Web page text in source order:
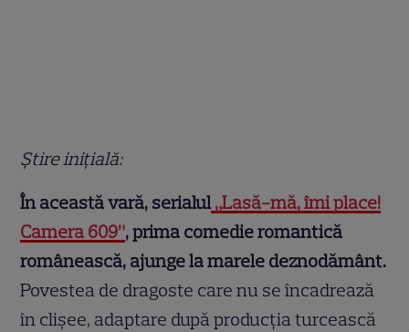
Știre inițială:
În această vară, serialul„Lasă-mă, îmi place!
Camera 609”, prima comedie romantică
românească, ajunge la marele deznodământ.
Povestea de dragoste care nu se încadrează
în clișee, adaptare după producţia turcească